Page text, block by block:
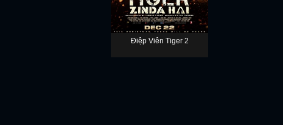
Điệp Viên Tiger 2